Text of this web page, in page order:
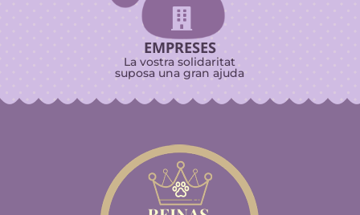

EMPRESES
La vostra solidaritat
suposa una gran ajuda